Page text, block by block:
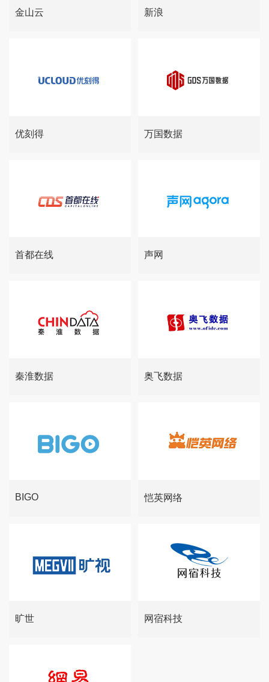
金山云 新浪
优刻得 万国数据
首都在线 声网
秦淮数据 奥飞数据
BIGO 恺英网络
旷世 网宿科技